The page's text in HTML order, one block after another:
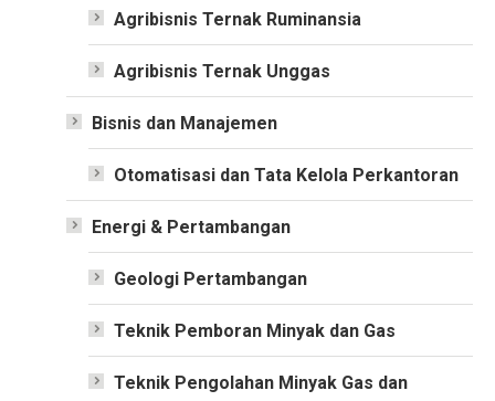
Agribisnis Ternak Ruminansia
Agribisnis Ternak Unggas
Bisnis dan Manajemen
Otomatisasi dan Tata Kelola Perkantoran
Energi & Pertambangan
Geologi Pertambangan
Teknik Pemboran Minyak dan Gas
Teknik Pengolahan Minyak Gas dan